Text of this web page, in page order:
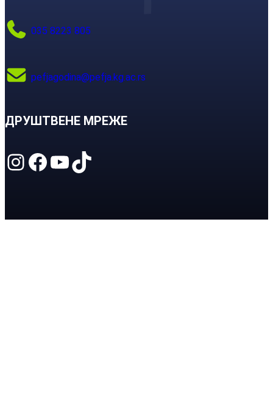
035 8223 805
pefjagodina@pefja.kg.ac.rs
ДРУШТВЕНЕ МРЕЖЕ
Instagram Facebook YouTube TikTok